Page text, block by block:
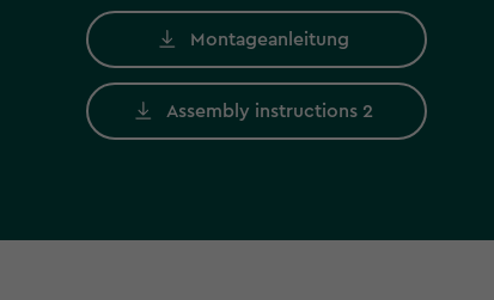
Montageanleitung
Assembly instructions 2